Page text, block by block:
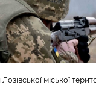
міської